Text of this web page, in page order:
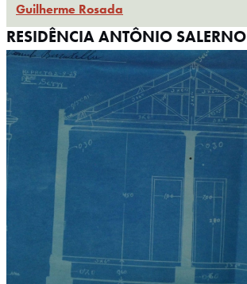
Guilherme Rosada
RESIDÊNCIA ANTÔNIO SALERNO